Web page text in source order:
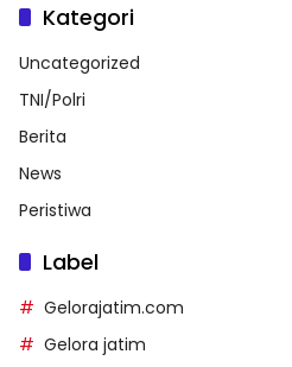
Kategori
Uncategorized
TNI/Polri
Berita
News
Peristiwa
Label
Gelorajatim.com
Gelora jatim